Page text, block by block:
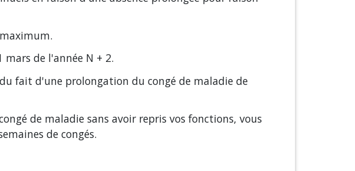
de l'année N + 2.
fait d'une prolongation du congé de maladie de
de maladie sans avoir repris vos fonctions, vous
de congés.